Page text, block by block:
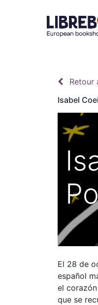
Retour
Isabel
El 28 de
español
el
que se